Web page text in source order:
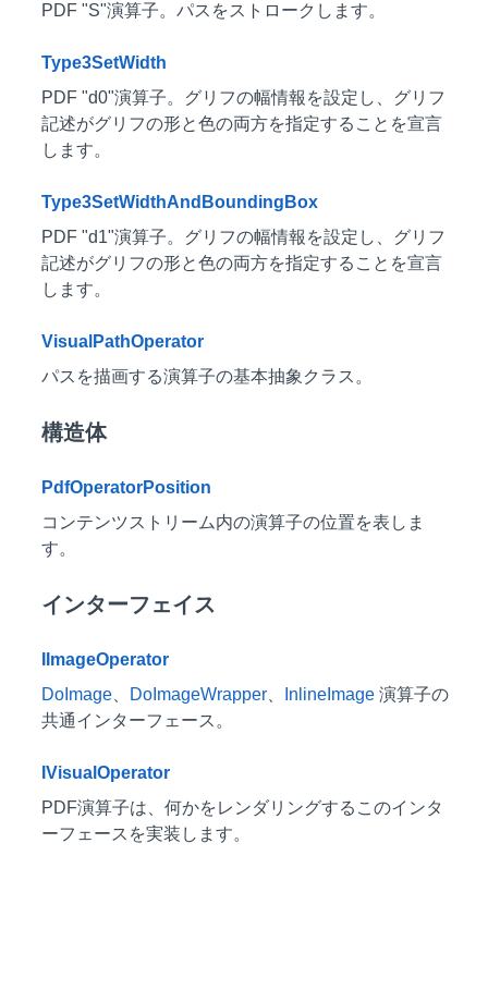
PDF "S"演算子。パスをストロークします。
Type3SetWidth
PDF "d0"演算子。グリフの幅情報を設定し、グリフ
記述がグリフの形と色の両方を指定することを宣言
します。
Type3SetWidthAndBoundingBox
PDF "d1"演算子。グリフの幅情報を設定し、グリフ
記述がグリフの形と色の両方を指定することを宣言
します。
VisualPathOperator
パスを描画する演算子の基本抽象クラス。
構造体
PdfOperatorPosition
コンテンツストリーム内の演算子の位置を表しま
す。
インターフェイス
IImageOperator
DoImage
DoImageWrapper InlineImage 演算子の
共通インターフェース。
IVisualOperator
PDF演算子は、何かをレンダリングするこのインタ
ーフェースを実装します。